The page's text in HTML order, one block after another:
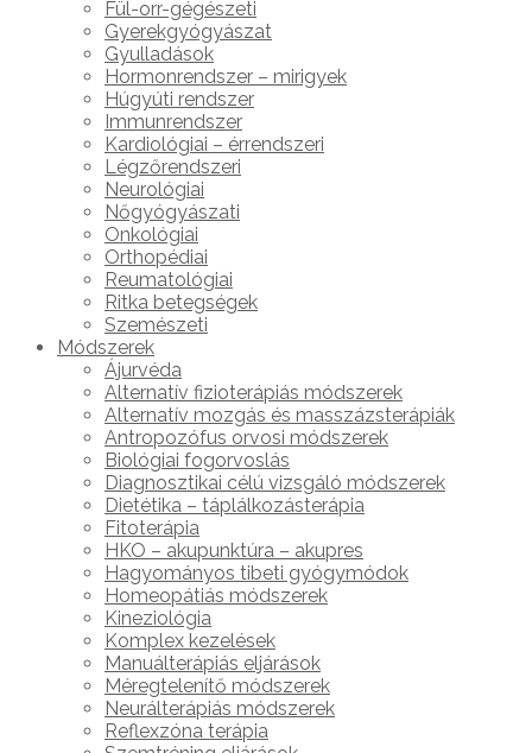
Fül-orr-gégészeti
Gyerekgyógyászat
Gyulladások
Hormonrendszer – mirigyek
Húgyúti rendszer
Immunrendszer
Kardiológiai – érrendszeri
Légzőrendszeri
Neurológiai
Nőgyógyászati
Onkológiai
Orthopédiai
Reumatológiai
Ritka betegségek
Szemészeti
Módszerek
Ájurvéda
Alternatív fizioterápiás módszerek
Alternatív mozgás és masszázsterápiák
Antropozófus orvosi módszerek
Biológiai fogorvoslás
Diagnosztikai célú vizsgáló módszerek
Dietétika – táplálkozásterápia
Fitoterápia
HKO – akupunktúra – akupres
Hagyományos tibeti gyógymódok
Homeopátiás módszerek
Kineziológia
Komplex kezelések
Manuálterápiás eljárások
Méregtelenítő módszerek
Neurálterápiás módszerek
Reflexzóna terápia